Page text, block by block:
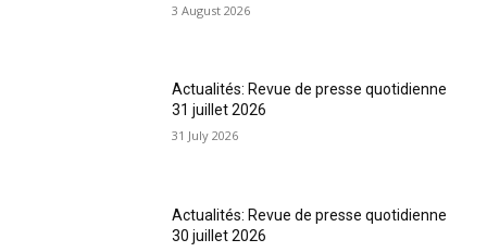
3 August 2026
Actualités: Revue de presse quotidienne
31 juillet 2026
31 July 2026
Actualités: Revue de presse quotidienne
30 juillet 2026